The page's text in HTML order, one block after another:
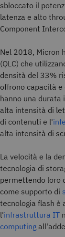
sbloccato il
latenza e alto
Component
Nel 2018, Micron
(QLC) che
densità del 33%
offrono capacità e
hanno una durata
alta intensità di
di contenuti e l'
alta intensità di
La velocità e la
tecnologia di
permettendo loro
come supporto di
tecnologia flash è
l'infrastruttura IT
computing